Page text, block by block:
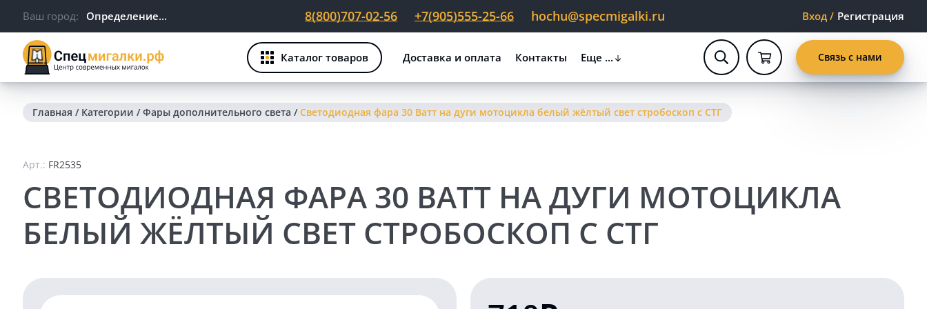
Ваш город: Определение... 8(800)707-02-56 +7(905)555-25-66 hochu@specmigalki.ru Вход / Регистрация
Каталог товаров Доставка и оплата Контакты Еще ... Связь с нами
Главная / Категории /Фары дополнительного света /Светодиодная фара 30 Ватт на дуги мотоцикла белый жёлтый свет стробоскоп с СТГ
Арт.: FR2535
СВЕТОДИОДНАЯ ФАРА 30 ВАТТ НА ДУГИ МОТОЦИКЛА
БЕЛЫЙ ЖЁЛТЫЙ СВЕТ СТРОБОСКОП С СТГ